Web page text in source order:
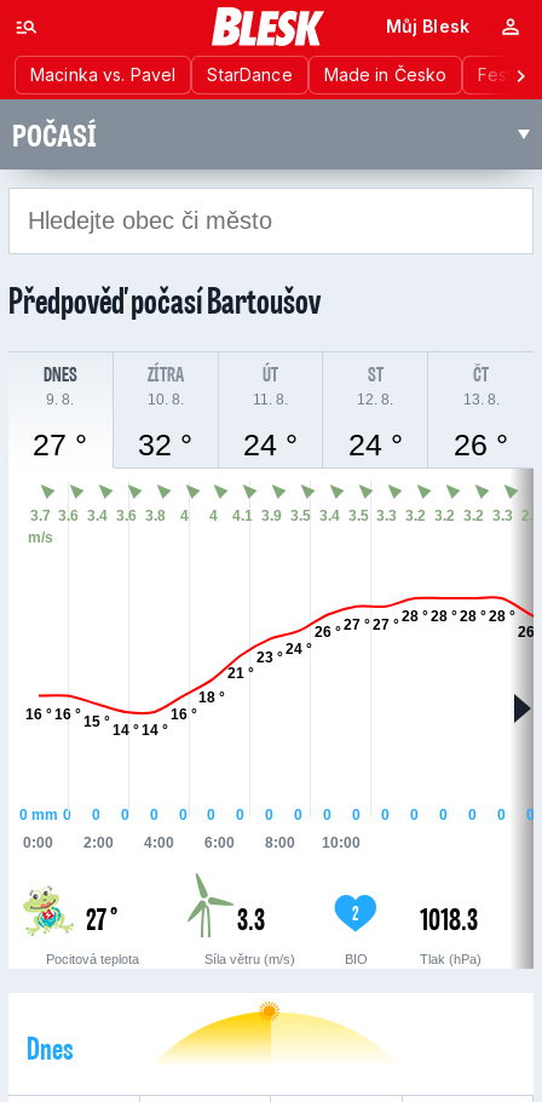
Macinka vs. Pavel StarDance Made in Česko
Můj Blesk
POČASÍ
Předpověď počasíBartoušov
DNES
9. 8.
27 °
ZÍTRA
10. 8.
32 °
ÚT
11. 8.
24 °
ST
12. 8.
24 °
ČT
13. 8.
26 °
16 °16 °15 °14 °14 °
16 °
18 °
21 °
23 °24 °
26 °27 °27 °28 °28 °28 °28 °
26
0:00 2:00 4:00 6:00 8:00 10:00
0mm 0 0 0 0 0 0 0 0 0 0 0 0 0 0 0 0 0
3.7
m/s
3.6 3.4 3.6 3.8 4 4 4.1 3.9 3.5 3.4 3.5 3.3 3.2 3.2 3.2 3.3 2.9
27 °
Pocitová teplota
3.3
Síla větru (m/s)
2
BIO
1018.3
Tlak (hPa)
Dnes